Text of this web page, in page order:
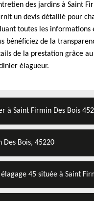
des jardins à Saint
un devis détaillé pour
toutes les informations
bénéficiez de la
de la prestation grâce
élagueur.
à Saint Firmin Des Bois
Bois, 45220
45 située à Saint